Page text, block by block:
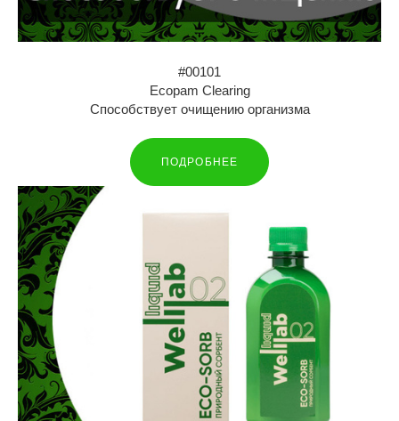
#00101
Ecopam Clearing
Способствует очищению организма
ПОДРОБНЕЕ